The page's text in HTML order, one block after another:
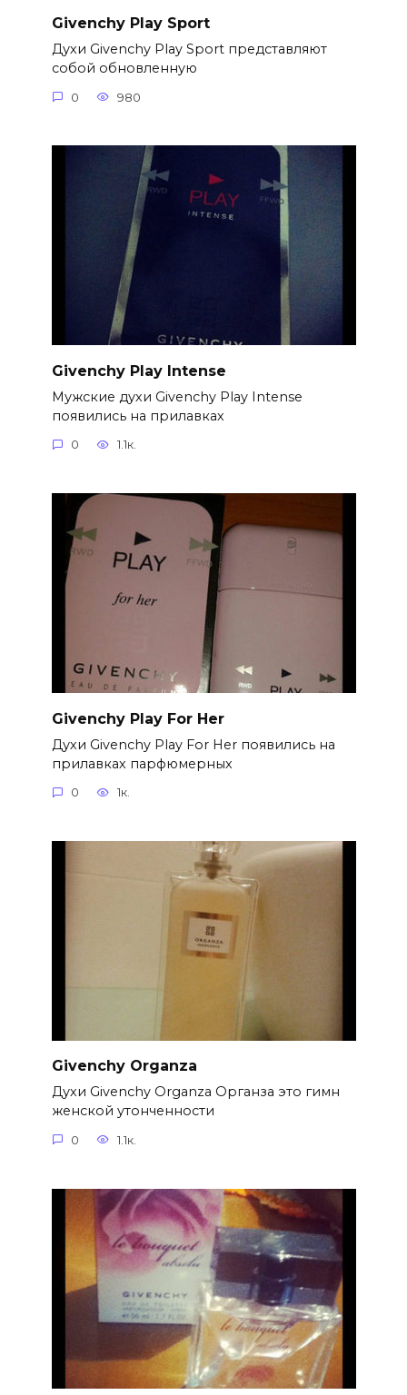
Givenchy Play Sport
Духи Givenchy Play Sport представляют
собой обновленную
0 980
Givenchy Play Intense
Мужские духи Givenchy Play Intense
появились на прилавках
0 1.1к.
Givenchy Play For Her
Духи Givenchy Play For Her появились на
прилавках парфюмерных
0 1к.
Givenchy Organza
Духи Givenchy Organza Органза это гимн
женской утонченности
0 1.1к.